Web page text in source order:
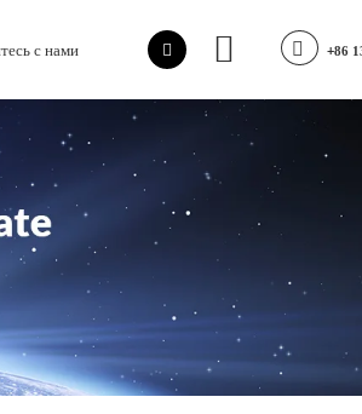
с нами +86